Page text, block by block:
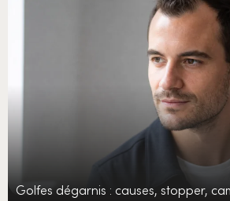
Golfes dégarnis : causes, stopper,